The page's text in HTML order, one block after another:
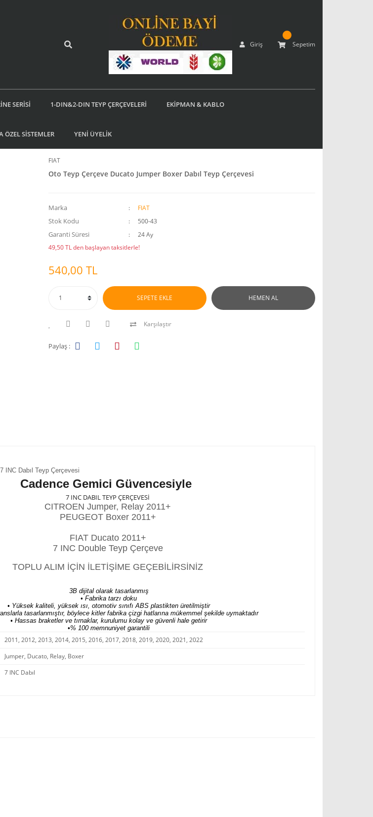
Giriş Sepetim
SERİSİ 1-DIN&2-DIN TEYP ÇERÇEVELERİ EKİPMAN & KABLO
ÖZEL SİSTEMLER YENİ ÜYELİK
FIAT
Oto Teyp Çerçeve Ducato Jumper Boxer Dabıl Teyp Çerçevesi
Marka FIAT
Stok Kodu 500-43
Garanti Süresi
24 Ay
49,50 TL den başlayan taksitlerle!
540,00 TL
SEPETE EKLE HEMEN AL
Karşılaştır
Paylaş :
Cadence Gemici Güvencesiyle
7 INC DABIL TEYP ÇERÇEVESİ
CITROEN Jumper, Relay 2011+
PEUGEOT Boxer 2011+
FIAT Ducato 2011+
7 INC Double Teyp Çerçeve
TOPLU ALIM İÇİN İLETİŞİME GEÇEBİLİRSİNİZ
3B dijital olarak tasarlanmış
• Fabrika tarzı doku
• Yüksek kaliteli, yüksek ısı, otomotiv sınıfı ABS plastikten üretilmiştir
tasarlanmıştır, böylece kitler fabrika çizgi hatlarına mükemmel şekilde uymaktadır
• Hassas braketler ve tırnaklar, kurulumu kolay ve güvenli hale getirir
•% 100 memnuniyet garantili
2011, 2012, 2013, 2014, 2015, 2016, 2017, 2018, 2019, 2020, 2021, 2022
Jumper, Ducato, Relay, Boxer
7 INC Dabıl